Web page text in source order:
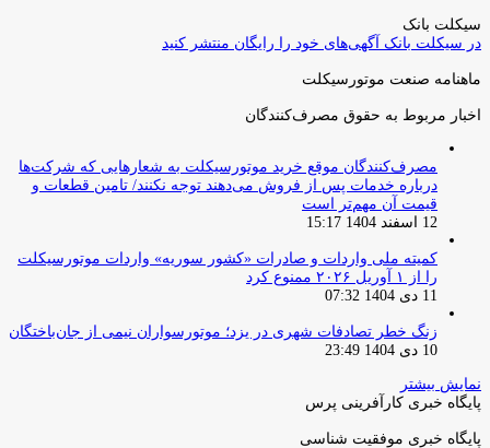
سیکلت بانک
در سیکلت بانک آگهی‌های خود را رایگان منتشر کنید
ماهنامه صنعت موتورسیکلت
اخبار مربوط به حقوق مصرف‌کنندگان
مصرف‌کنندگان موقع خرید موتورسیکلت به شعارهایی که شرکت‌ها
درباره خدمات پس از فروش می‌دهند توجه نکنند/ تامین قطعات و
قیمت آن مهم‌تر است
12 اسفند 1404 15:17
کمیته ملی واردات و صادرات «کشور سوریه» واردات موتورسیکلت
را از ۱ آوریل ۲۰۲۶ ممنوع کرد
11 دی 1404 07:32
زنگ خطر تصادفات شهری در یزد؛ موتورسواران نیمی از جان‌باختگان
10 دی 1404 23:49
نمایش بیشتر
پایگاه خبری کارآفرینی پرس
پایگاه خبری موفقیت شناسی